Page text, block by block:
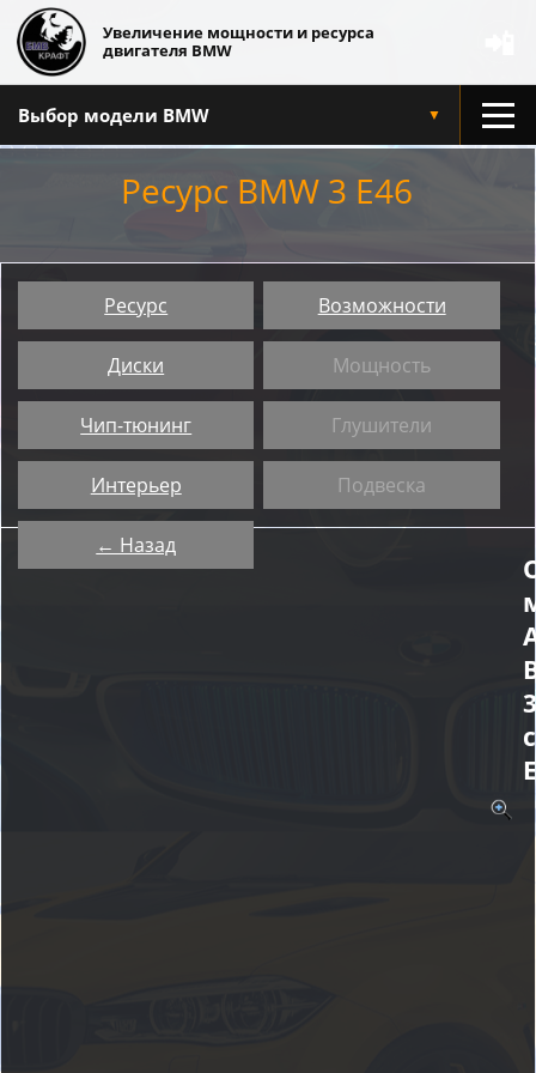
Увеличение мощности и ресурса
двигателя BMW
Выбор модели BMW ▼
Ресурс BMW 3 E46
Ресурс Возможности
Диски Мощность
Чип-тюнинг Глушители
Интерьер Подвеска
← Назад
3